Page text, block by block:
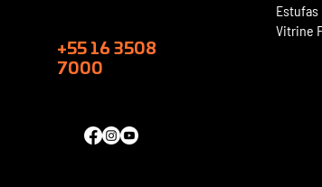
+55 16 3508
7000
Estufas
Vitrine